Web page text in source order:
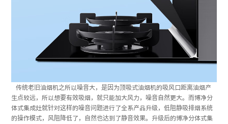
传统老旧油烟机之所以噪音大，是因为顶吸式油烟机的吸风口距离油烟产
生点较远，所以想要有效吸烟，就只能加大风力，噪音自然更大。而博净分
体式集成灶就针对这样的噪音问题进行了全系产品升级，低阻静吸排烟系统
的操作模式，风阻降低了，自然也达到了静音效果。升级后的博净分体式集